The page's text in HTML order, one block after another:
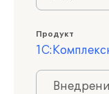
Продукт